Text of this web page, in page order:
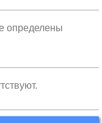
определены